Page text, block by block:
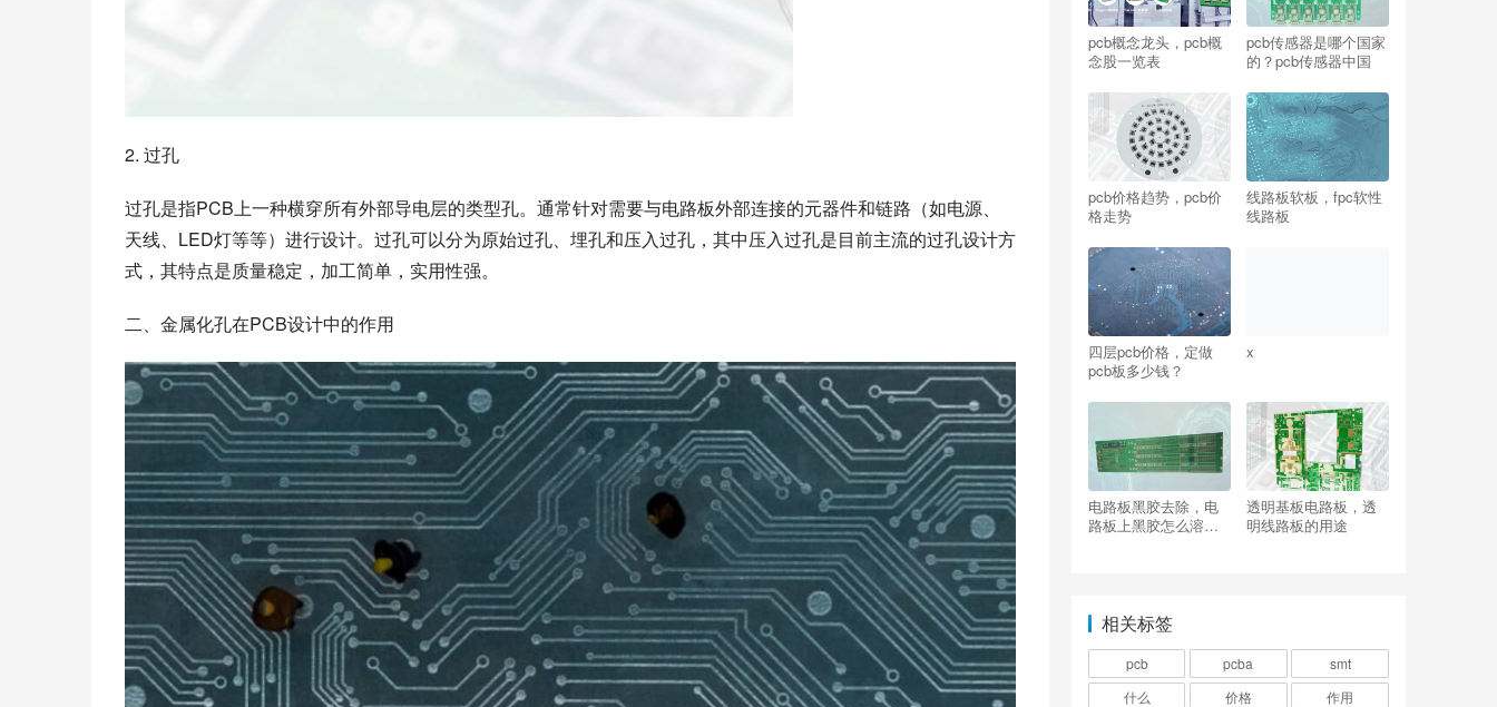
2. 过孔
过孔是指PCB上一种横穿所有外部导电层的类型孔。通常针对需要与电路板外部连接的元器件和链路（如电源、
天线、LED灯等等）进行设计。过孔可以分为原始过孔、埋孔和压入过孔，其中压入过孔是目前主流的过孔设计方
式，其特点是质量稳定，加工简单，实用性强。
二、金属化孔在PCB设计中的作用
pcb概念龙头，pcb概
念股一览表
pcb传感器是哪个国家
的？pcb传感器中国
pcb价格趋势，pcb价
格走势
线路板软板，fpc软性
线路板
四层pcb价格，定做
pcb板多少钱？
x
电路板黑胶去除，电
路板上黑胶怎么溶解
透明基板电路板，透
明线路板的用途
相关标签
pcb pcba
smt
什么
价格
作用